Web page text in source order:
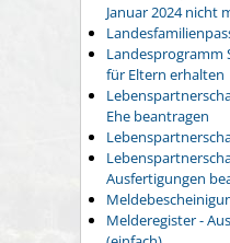
Januar 2024 nicht
Landesprogramm
für Eltern erhalten
Ehe beantragen
Ausfertigungen
Melderegister -